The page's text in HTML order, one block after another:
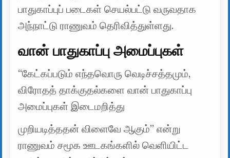
பாதுகாப்புப் படைகள் செயல்பட்டு வருவதாக
அந்நாட்டு ராணுவம் தெரிவித்துள்ளது.
வான் பாதுகாப்பு அமைப்புகள்
“கேட்கப்படும் எந்தவொரு வெடிச்சத்தமும்,
விரோதத் தாக்குதல்களை வான் பாதுகாப்பு
அமைப்புகள் இடைமறித்து
முறியடித்ததன் விளைவே ஆகும்” என்று
ராணுவம் சமூக ஊடகங்களில் வெளியிட்ட